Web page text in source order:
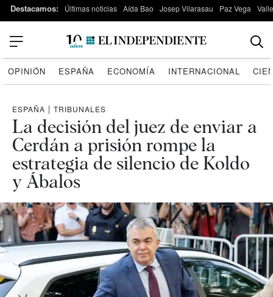
Destacamos: Últimas noticias Aída Bao Josep Vilarasau Paz Vega
OPINIÓN ESPAÑA ECONOMÍA INTERNACIONAL
ESPAÑA | TRIBUNALES
La decisión del juez de enviar a
Cerdán a prisión rompe la
estrategia de silencio de Koldo
y Ábalos